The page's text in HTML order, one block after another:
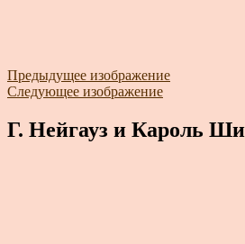
Предыдущее изображение
Следующее изображение
Г. Нейгауз и Кароль